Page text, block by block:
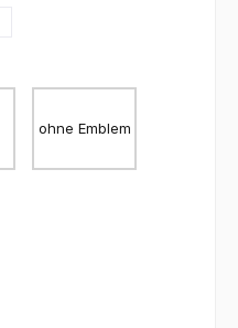
ohne Emblem